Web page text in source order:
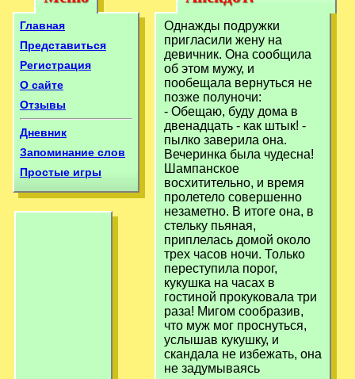
Главная
Представиться
Регистрация
О сайте
Отзывы
Дневник
Запоминание слов
Простые игры
Однажды
подружки
пригласили жену
на девичник.
Однажды
подружки
пригласили жену
на девичник.
Однажды подружки
пригласили жену на
девичник. Она сообщила
об этом мужу, и
пообещала вернуться не
позже полуночи:
- Обещаю, буду дома в
двенадцать - как штык! -
пылко заверила она.
Вечеринка была чудесна!
Шампанское
восхитительно, и время
пролетело совершенно
незаметно. В итоге она, в
стельку пьяная,
приплелась домой около
трех часов ночи. Только
переступила порог,
кукушка на часах в
гостиной прокуковала три
раза! Мигом сообразив,
что муж мог проснуться,
услышав кукушку, и
скандала не избежать, она
не задумываясь